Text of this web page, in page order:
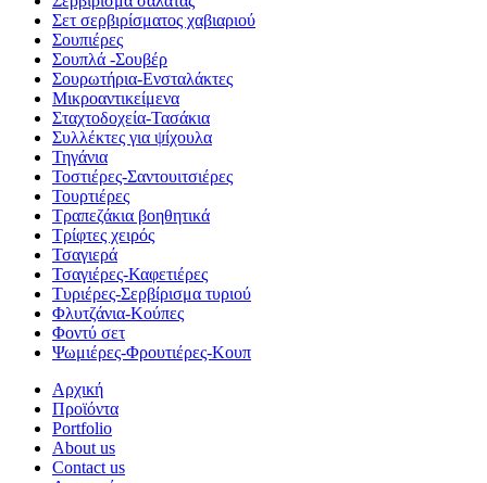
Σετ σερβιρίσματος χαβιαριού
Σουπιέρες
Σουπλά -Σουβέρ
Σουρωτήρια-Ενσταλάκτες
Μικροαντικείμενα
Σταχτοδοχεία-Τασάκια
Συλλέκτες για ψίχουλα
Τηγάνια
Τοστιέρες-Σαντουιτσιέρες
Τουρτιέρες
Τραπεζάκια βοηθητικά
Τρίφτες χειρός
Τσαγιερά
Τσαγιέρες-Καφετιέρες
Τυριέρες-Σερβίρισμα τυριού
Φλυτζάνια-Κούπες
Φοντύ σετ
Ψωμιέρες-Φρουτιέρες-Κουπ
Αρχική
Προϊόντα
Portfolio
About us
Contact us